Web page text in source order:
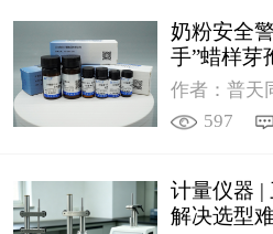
奶粉安全
手”蜡样芽
作者：普天
597
计量仪器 |
解决选型